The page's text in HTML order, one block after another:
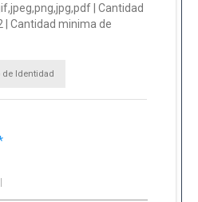
| Cantidad
| Cantidad minima de
Identidad